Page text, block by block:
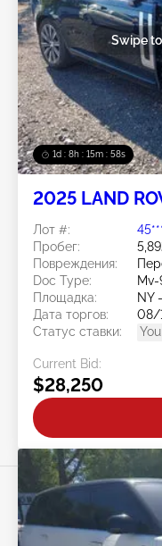
1d : 8h : 15m : 56s
Swipe
2025 LAND
Лот #:
Пробег:
Повреждения:
Doc Type:
Площадка:
NY
Дата торгов:
08/
Статус ставки:
Current Bid:
$28,250